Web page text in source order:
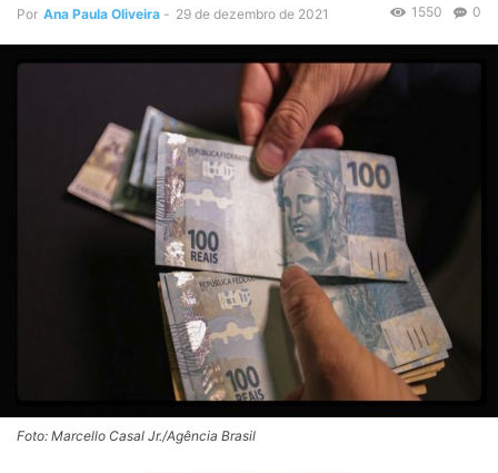
Por Ana Paula Oliveira - 29 de dezembro de 2021 0
1550
Foto: Marcello Casal Jr./Agência Brasil